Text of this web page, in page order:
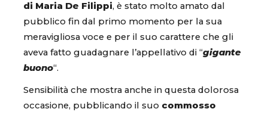
di Maria De Filippi, è stato molto amato dal
pubblico fin dal primo momento per la sua
meravigliosa voce e per il suo carattere che gli
aveva fatto guadagnare l’appellativo di “gigante
buono“.
Sensibilità che mostra anche in questa dolorosa
occasione, pubblicando il suo commosso